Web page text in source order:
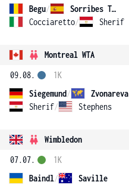
Begu/
Sorribes Tormo
Cocciaretto/ Sherif
Montreal WTA
09.08.
Siegemund/
Zvonareva
Sherif/ Stephens
1K
Wimbledon
07.07.
Baindl/
Saville
1K